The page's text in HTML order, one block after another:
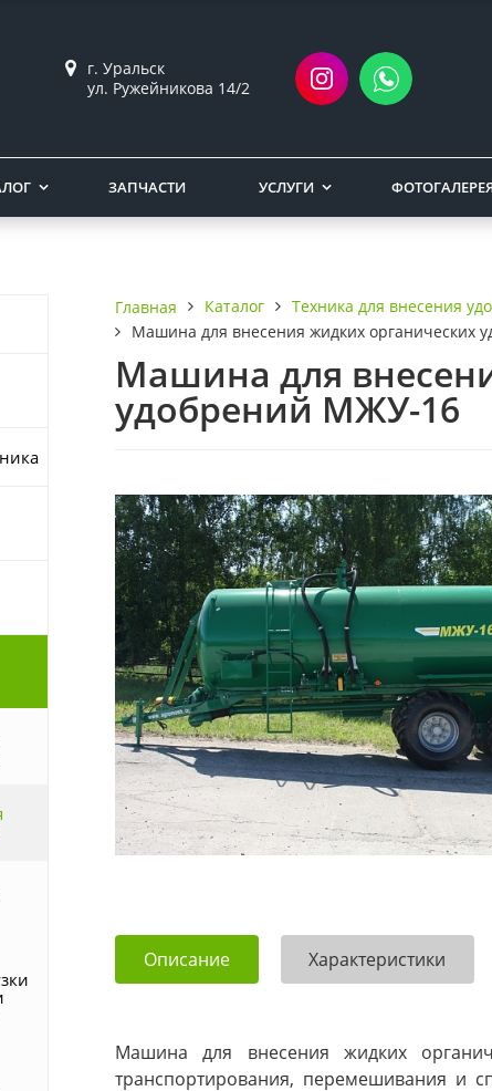
г. Уральск
ул. Ружейникова 14/2
ЗАПЧАСТИ УСЛУГИ
Главная Каталог Техника для внесения
Машина для внесения жидких органических
Машина для
удобрений МЖУ-16
Описание Характеристики
Машина для внесения жидких
транспортирования, перемешивания и